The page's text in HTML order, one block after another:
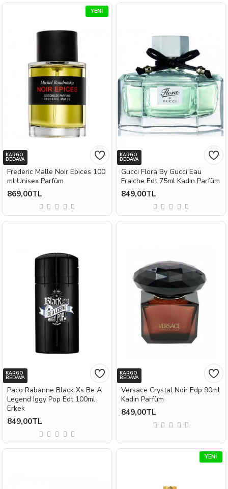
YENI
KARGO
BEDAVA
Frederic Malle Noir Epices 100
ml Unisex Parfüm
869,00TL
KARGO
BEDAVA
Gucci Flora By Gucci Eau
Fraiche Edt 75ml Kadın Parfüm
849,00TL
KARGO
BEDAVA
Paco Rabanne Black Xs Be A
Legend Iggy Pop Edt 100ml
Erkek
849,00TL
KARGO
BEDAVA
Versace Crystal Noir Edp 90ml
Kadın Parfüm
849,00TL
YENI